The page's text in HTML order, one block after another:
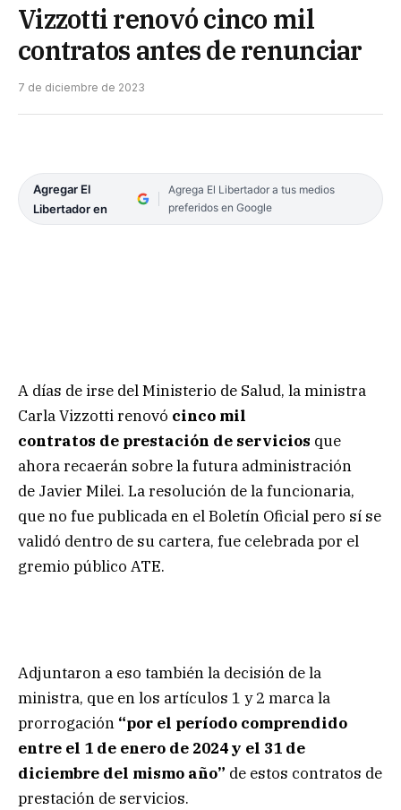
Vizzotti renovó cinco mil
contratos antes de renunciar
7 de diciembre de 2023
Agregar El
Libertador en
Agrega El Libertador a tus medios
preferidos en Google
A días de irse del Ministerio de Salud, la ministra
Carla Vizzotti renovó cinco mil
contratos de prestación de servicios que
ahora recaerán sobre la futura administración
de Javier Milei. La resolución de la funcionaria,
que no fue publicada en el Boletín Oficial pero sí se
validó dentro de su cartera, fue celebrada por el
gremio público ATE.
Adjuntaron a eso también la decisión de la
ministra, que en los artículos 1 y 2 marca la
prorrogación “por el período comprendido
entre el 1 de enero de 2024 y el 31 de
diciembre del mismo año” de estos contratos de
prestación de servicios.